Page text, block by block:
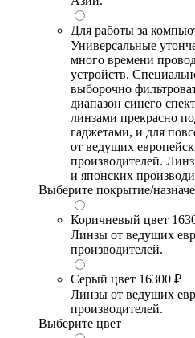
Для работы за
Универсальные
много времени
устройств.
выборочно
диапазон синего
линзами прекрасно
гаджетами, и для
от ведущих
производителей.
и японских
Выберите покрытие/
Коричневый цвет
Линзы от ведущих
производителей.
Серый цвет 16300 ₽
Линзы от ведущих
производителей.
Выберите цвет